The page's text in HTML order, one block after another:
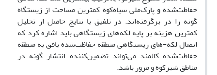
حفاظت‌شده و پارک‌ملی سیاه‌کوه کمترین مساحت از زیستگاه
گونه را در برگرفته‌اند. در تلفیق با نتایج حاصل از تحلیل
کمترین هزینه بر پایه لکه‌های زیستگاهی باید اشاره کرد که
اتصال لکه-های زیستگاهی منطقه حفاظت‌شده بافق به منطقه
حفاظت‌شده کالمند می‌تواند تضمین‌کننده انتشار گونه در
مناطق شیرکوه و مرور باشد.